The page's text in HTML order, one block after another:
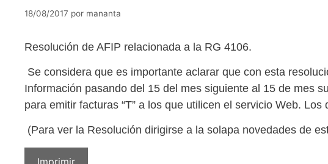
18/08/2017 por mananta
Resolución de AFIP relacionada a la RG 4106.
Se considera que es importante aclarar que con esta
Información pasando del 15 del mes siguiente al 15 de mes
para emitir facturas “T” a los que utilicen el servicio Web.
(Para ver la Resolución dirigirse a la solapa novedades de
Imprimir